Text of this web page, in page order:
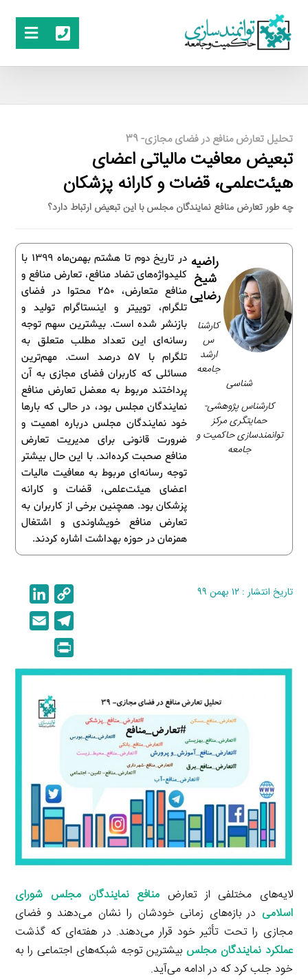
تحلیل تعارض منافع در فضای مجازی- 39
تبعیض معافیت مالیاتی اعضای
هیئت‌علمی، قضات و کارانه پزشکان
چه طور تعارض منافع نمایندگان مجلس با این تبعیض ارتباط دارد؟
در تاریخ دوم تا هشتم بهمن‌ماه 1399 با
کلیدواژه‌های تضاد منافع، تعارض منافع و
منافع متعارض، 250 محتوا در فضای
تلگرام، توییتر و اینستاگرام تولید و
بازنشر شده است. بیشترین سهم توجه
رسانه‌ای این تعداد مطلب متعلق به
تلگرام با 57 درصد است. مهم‌ترین
مسائلی که کاربران فضای مجازی به آن
پرداختند مربوط به معضل تعارض منافع
نمایندگان مجلس بود، در حالی که بارها
خود نمایندگان مجلس درباره اهمیت و
ضرورت قانونی برای مدیریت تعارض
منافع صحبت کرده‌اند. با این حال بیشتر
توجه رسانه‌ای مربوط به معافیت مالیات
اعضای هیئت‌علمی، قضات و کارانه
پزشکان بود. همچنین برخی از کاربران به
تعارض منافع خویشاوندی و اشتغال
همزمان در حوزه بهداشت اشاره کردند.
راضیه
شیخ
رضایی
کارشنا
س
ارشد
جامعه
شناسی
کارشناس پژوهشی-
حمایتگری مرکز
توانمندسازی حاکمیت و
جامعه
تاریخ انتشار : ۱۲ بهمن ۹۹
o
p
y
L
n
k
i
n
e
e
l
e
g
r
i
r
n
t
لایه‌های مختلفی از تعارض منافع نمایندگان مجلس شورای
اسلامی در بازه‌های زمانی خودشان را نشان می‌دهند و فضای
مجازی را تحت تأثیر خود قرار می‌دهند. در هفته‌ای که گذشت
عملکرد نمایندگان مجلس بیشترین توجه شبکه‌های اجتماعی را به
خود جلب کرد که در ادامه می‌آید.